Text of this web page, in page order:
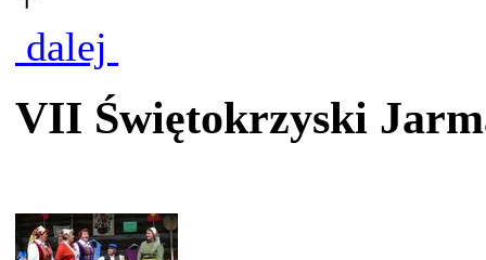
dalej
VII Świętokrzyski